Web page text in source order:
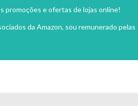
promoções e ofertas de lojas online!
da Amazon, sou remunerado pelas